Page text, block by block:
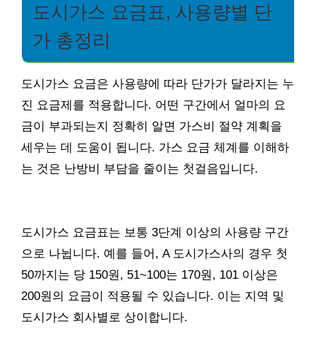
도시가스 요금표, 사용량별 단
가 총정리
도시가스 요금은 사용량에 따라 단가가 달라지는 누
진 요금제를 적용합니다. 어떤 구간에서 얼마의 요
금이 부과되는지 정확히 알면 가스비 절약 계획을
세우는 데 도움이 됩니다. 가스 요금 체계를 이해하
는 것은 난방비 부담을 줄이는 첫걸음입니다.
도시가스 요금표는 보통 3단계 이상의 사용량 구간
으로 나뉩니다. 예를 들어, A 도시가스사의 경우 첫
50까지는 당 150원, 51~100는 170원, 101 이상은
200원의 요금이 적용될 수 있습니다. 이는 지역 및
도시가스 회사별로 상이합니다.